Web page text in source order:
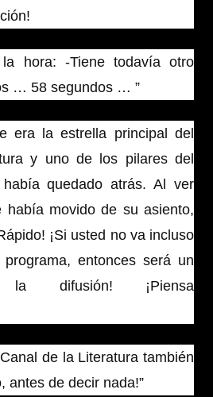
hora: -Tiene todavía otro
… 58 segundos … ”
era la estrella principal del
y uno de los pilares del
quedado atrás. Al ver
había movido de su asiento,
¡Si usted no va incluso
entonces será un
difusión! ¡Piensa
de la Literatura también
antes de decir nada!”